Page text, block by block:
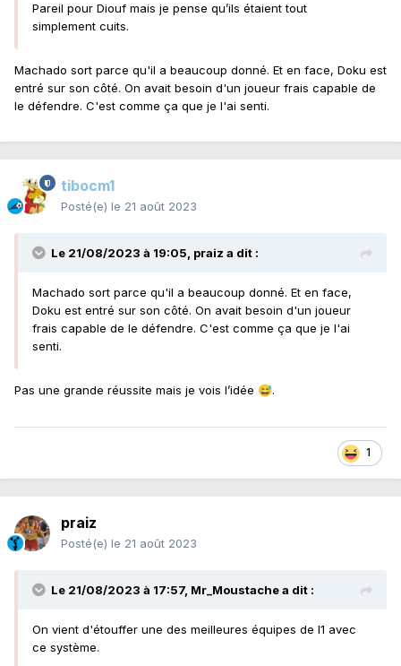
Pareil pour Diouf mais je pense qu’ils étaient tout
simplement cuits.
Machado sort parce qu'il a beaucoup donné. Et en face, Doku est
entré sur son côté. On avait besoin d'un joueur frais capable de
le défendre. C'est comme ça que je l'ai senti.
tibocm1
Posté(e) le 21 août 2023
Le 21/08/2023 à 19:05, praiz a dit :
Machado sort parce qu'il a beaucoup donné. Et en face,
Doku est entré sur son côté. On avait besoin d'un joueur
frais capable de le défendre. C'est comme ça que je l'ai
senti.
Pas une grande réussite mais je vois l’idée 😅.
1
praiz
Posté(e) le 21 août 2023
Le 21/08/2023 à 17:57, Mr_Moustachea dit :
On vient d'étouffer une des meilleures équipes de l1 avec
ce système.